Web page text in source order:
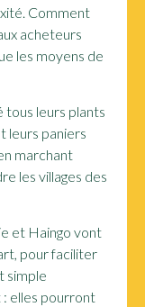
Comment
acheteurs
les moyens de
tous leurs plants
leurs paniers
marchant
les villages des
et Haingo vont
pour faciliter
simple
elles pourront